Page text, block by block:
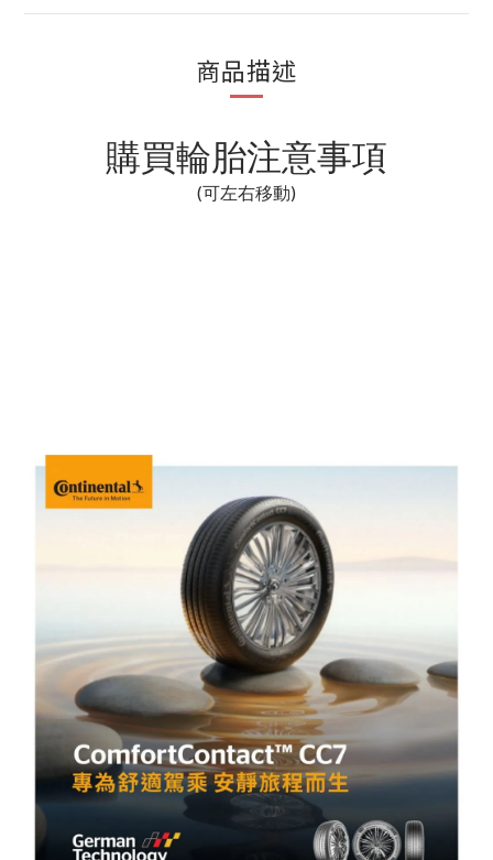
商品描述
購買輪胎注意事項
(可左右移動)